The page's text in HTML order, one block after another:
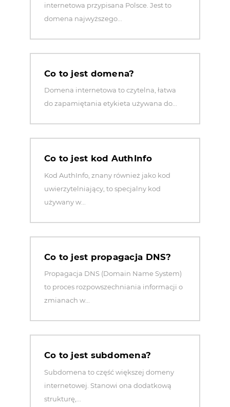
internetowa przypisana Polsce. Jest to
domena najwyższego...
Co to jest domena?
Domena internetowa to czytelna, łatwa
do zapamiętania etykieta używana do...
Co to jest kod AuthInfo
Kod AuthInfo, znany również jako kod
uwierzytelniający, to specjalny kod
używany w...
Co to jest propagacja DNS?
Propagacja DNS (Domain Name System)
to proces rozpowszechniania informacji o
zmianach w...
Co to jest subdomena?
Subdomena to część większej domeny
internetowej. Stanowi ona dodatkową
strukturę,...